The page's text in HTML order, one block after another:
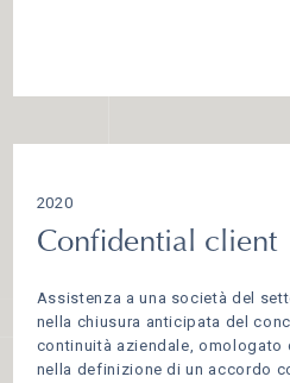
2020
Confidential client
Assistenza a una società del
nella chiusura anticipata del
continuità aziendale, omologato
nella definizione di un accordo